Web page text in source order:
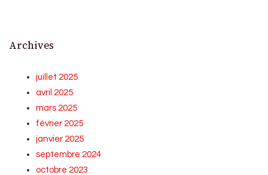
Archives
juillet 2025
avril 2025
mars 2025
février 2025
janvier 2025
septembre 2024
octobre 2023